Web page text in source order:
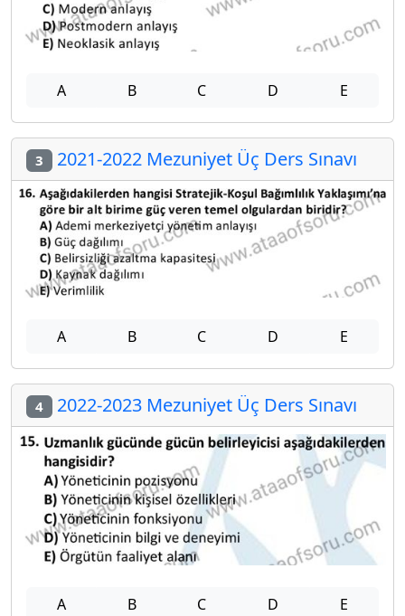
A B C D E
3 2021-2022 Mezuniyet Üç Ders Sınavı
A B C D E
4 2022-2023 Mezuniyet Üç Ders Sınavı
A B C D E